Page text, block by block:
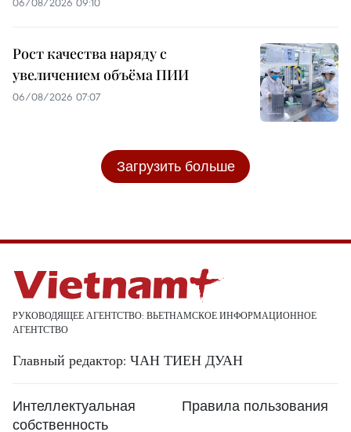
Рост качества наряду с
увеличением объёма ПИИ
06/08/2026 07:07
Загрузить больше
РУКОВОДЯЩЕЕ АГЕНТСТВО: ВЬЕТНАМСКОЕ ИНФОРМАЦИОННОЕ
АГЕНТСТВО
Главный редактор: ЧАН ТИЕН ДУАН
Интеллектуальная
собственность
Правила пользования